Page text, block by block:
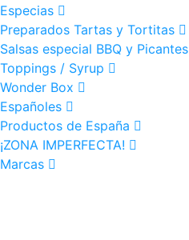
Especias
Preparados Tartas y Tortitas
Salsas especial BBQ y Picantes
Toppings / Syrup
Wonder Box
Españoles
Productos de España
¡ZONA IMPERFECTA!
Marcas